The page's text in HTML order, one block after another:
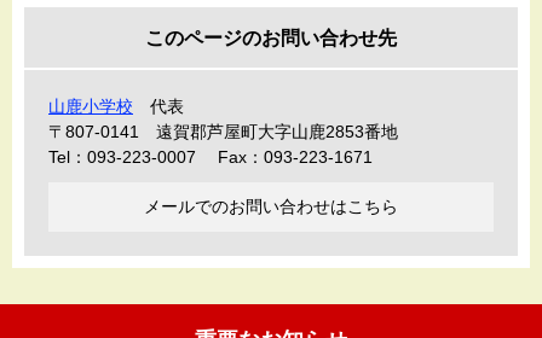
このページのお問い合わせ先
山鹿小学校
代表
〒807-0141
遠賀郡芦屋町大字山鹿2853番地
Tel：093-223-0007
Fax：093-223-1671
メールでのお問い合わせはこちら